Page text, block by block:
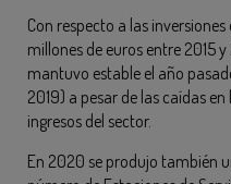
Con respecto a las
millones de euros entre 2015
mantuvo estable el año
2019) a pesar de las caídas
ingresos del sector.
En 2020 se produjo también